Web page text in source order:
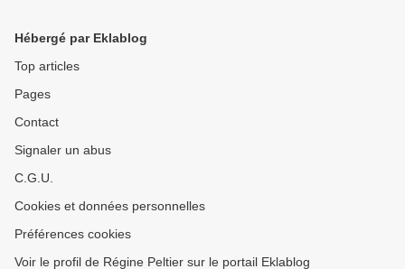
Hébergé par Eklablog
Top articles
Pages
Contact
Signaler un abus
C.G.U.
Cookies et données personnelles
Préférences cookies
Voir le profil de Régine Peltier sur le portail Eklablog